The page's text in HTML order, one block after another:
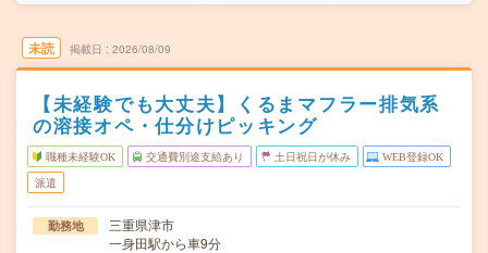
未読 掲載日 2026/08/09
【未経験でも大丈夫】くるまマフラー排気系
の溶接オペ・仕分けピッキング
職種未経験OK 交通費別途支給あり 土日祝日が休み WEB登録OK
派遣
勤務地
三重県津市
一身田駅から車9分